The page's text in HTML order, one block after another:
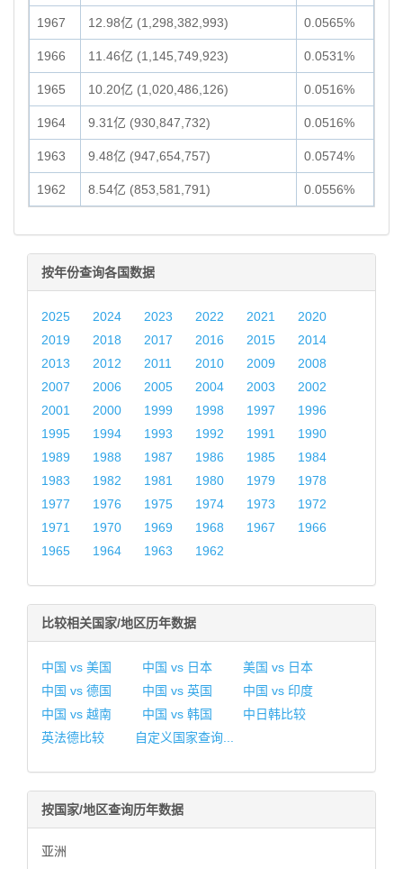
1967 12.98亿 (1,298,382,993) 0.0565%
1966 11.46亿 (1,145,749,923) 0.0531%
1965 10.20亿 (1,020,486,126) 0.0516%
1964 9.31亿 (930,847,732) 0.0516%
1963 9.48亿 (947,654,757) 0.0574%
1962 8.54亿 (853,581,791) 0.0556%
按年份查询各国数据
2025 2024 2023 2022 2021
2020
2019
2018 2017 2016 2015
2014
2013
2012 2011 2010 2009
2008
2007
2006 2005 2004 2003
2002
2001
2000 1999 1998 1997
1996
1995
1994 1993 1992 1991
1990
1989
1988 1987 1986 1985
1984
1983
1982 1981 1980 1979
1978
1977
1976 1975 1974 1973
1972
1971
1970 1969 1968 1967
1966
1965
1964 1963 1962
比较相关国家/地区历年数据
中国 vs 美国 中国 vs 日本
美国 vs 日本
中国 vs 德国
中国 vs 英国
中国 vs 印度
中国 vs 越南
中国 vs 韩国
中日韩比较
英法德比较
自定义国家查询...
按国家/地区查询历年数据
亚洲